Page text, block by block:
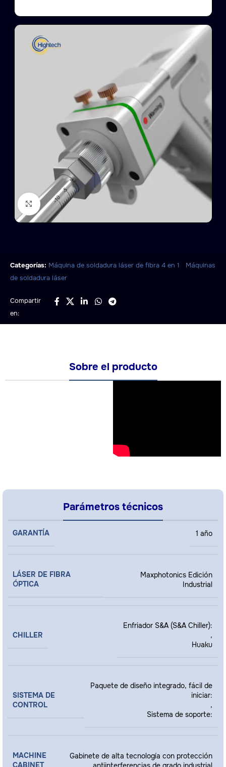
Click to enlarge
Categorías: Máquina de soldadura láser de fibra 4 en 1
Máquinas
de soldadura láser
Compartir
en:
Sobre el producto
Parámetros técnicos
GARANTÍA 1 año
LÁSER DE FIBRA
ÓPTICA
Maxphotonics Edición
Industrial
CHILLER
Enfriador S&A (S&A Chiller):
,
Huaku
SISTEMA DE
CONTROL
Paquete de diseño integrado, fácil de
iniciar:
,
Sistema de soporte:
MACHINE
CABINET
Gabinete de alta tecnología con protección